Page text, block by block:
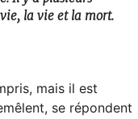
vie, la vie et la mort.
mais il est
se répondent